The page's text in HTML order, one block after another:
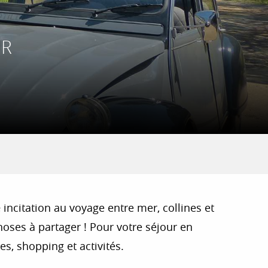
au voyage entre mer, collines et
à partager ! Pour votre séjour en
shopping et activités.